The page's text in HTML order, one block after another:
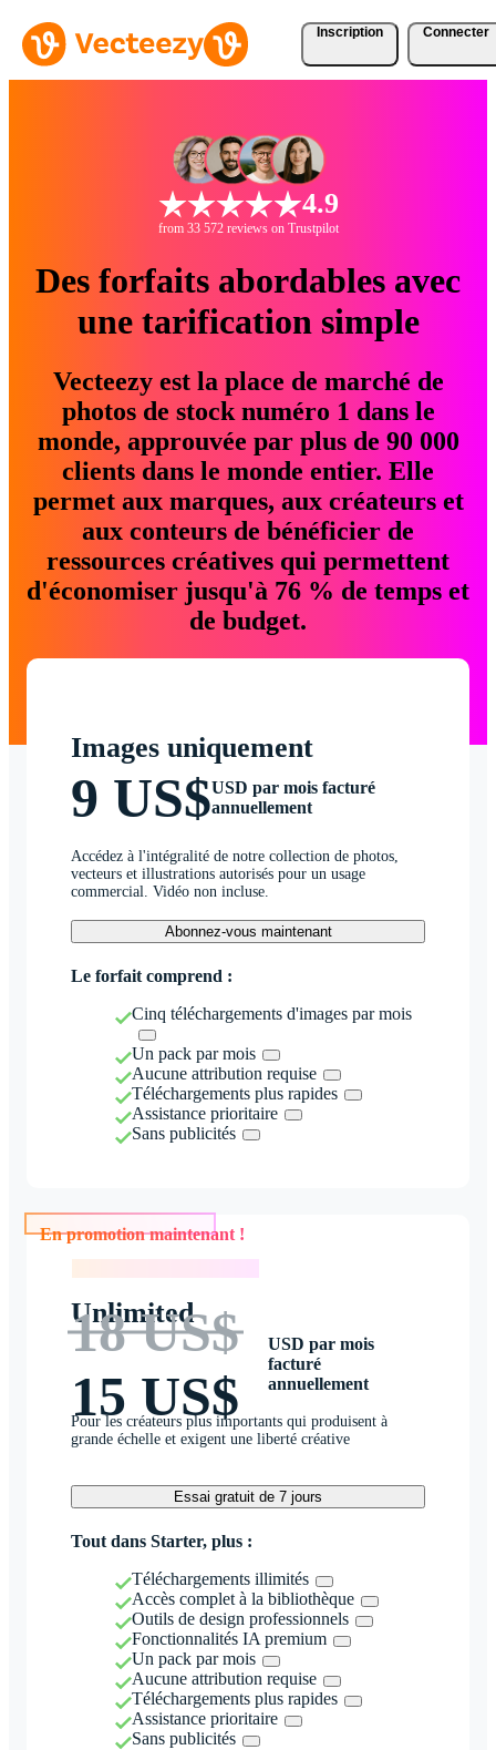
Inscription Connecter
4.9
from 33 572 reviews on Trustpilot
Des forfaits abordables avec
une tarification simple
Vecteezy est la place de marché de
photos de stock numéro 1 dans le
monde, approuvée par plus de 90 000
clients dans le monde entier. Elle
permet aux marques, aux créateurs et
aux conteurs de bénéficier de
ressources créatives qui permettent
d'économiser jusqu'à 76 % de temps et
de budget.
Images uniquement
9 US$USD par mois facturé
annuellement
Accédez à l'intégralité de notre collection de photos,
vecteurs et illustrations autorisés pour un usage
commercial. Vidéo non incluse.
Abonnez-vous maintenant
Le forfait comprend :
Cinq téléchargements d'images par mois
Un pack par mois
Aucune attribution requise
Téléchargements plus rapides
Assistance prioritaire
Sans publicités
En promotion maintenant !
Unlimited
18 US$
15 US$
USD par mois
facturé
annuellement
Pour les créateurs plus importants qui produisent à
grande échelle et exigent une liberté créative
Essai gratuit de 7 jours
Tout dans Starter, plus :
Téléchargements illimités
Accès complet à la bibliothèque
Outils de design professionnels
Fonctionnalités IA premium
Un pack par mois
Aucune attribution requise
Téléchargements plus rapides
Assistance prioritaire
Sans publicités